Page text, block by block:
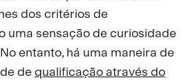
dos critérios de
uma sensação de curiosidade
entanto, há uma maneira de
dequalificação através do